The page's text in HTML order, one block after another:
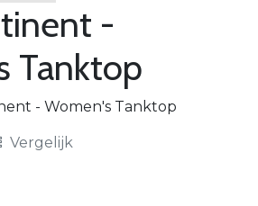
-
Tanktop
- Women's Tanktop
Vergelijk